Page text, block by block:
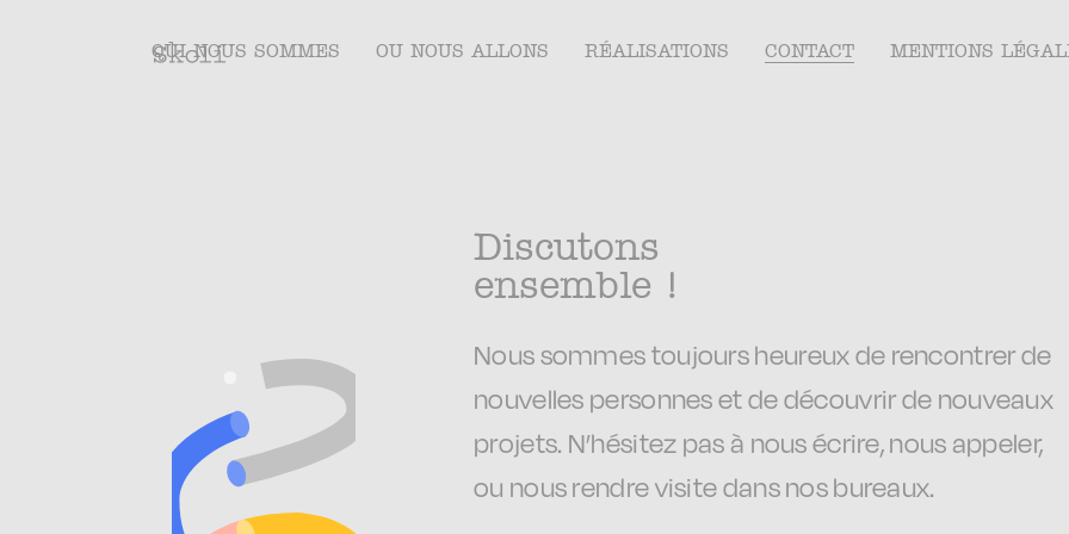
QUI NOUS SOMMES OU NOUS ALLONS RÉALISATIONS CONTACT MENTIONS
Discutons
ensemble !
Nous sommes toujours heureux de rencontrer de
nouvelles personnes et de découvrir de nouveaux
projets. N’hésitez pas à nous écrire, nous appeler,
ou nous rendre visite dans nos bureaux.